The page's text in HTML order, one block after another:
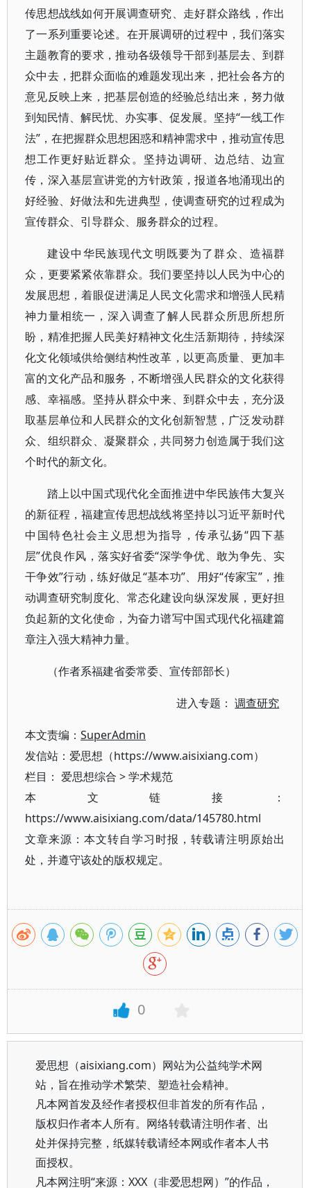
传思想战线如何开展调查研究、走好群众路线，作出
了一系列重要论述。在开展调研的过程中，我们落实
主题教育的要求，推动各级领导干部到基层去、到群
众中去，把群众面临的难题发现出来，把社会各方的
意见反映上来，把基层创造的经验总结出来，努力做
到知民情、解民忧、办实事、促发展。坚持“一线工作
法”，在把握群众思想困惑和精神需求中，推动宣传思
想工作更好贴近群众。坚持边调研、边总结、边宣
传，深入基层宣讲党的方针政策，报道各地涌现出的
好经验、好做法和先进典型，使调查研究的过程成为
宣传群众、引导群众、服务群众的过程。
建设中华民族现代文明既要为了群众、造福群
众，更要紧紧依靠群众。我们要坚持以人民为中心的
发展思想，着眼促进满足人民文化需求和增强人民精
神力量相统一，深入调查了解人民群众所思所想所
盼，精准把握人民美好精神文化生活新期待，持续深
化文化领域供给侧结构性改革，以更高质量、更加丰
富的文化产品和服务，不断增强人民群众的文化获得
感、幸福感。坚持从群众中来、到群众中去，充分汲
取基层单位和人民群众的文化创新智慧，广泛发动群
众、组织群众、凝聚群众，共同努力创造属于我们这
个时代的新文化。
踏上以中国式现代化全面推进中华民族伟大复兴
的新征程，福建宣传思想战线将坚持以习近平新时代
中国特色社会主义思想为指导，传承弘扬“四下基
层”优良作风，落实好省委“深学争优、敢为争先、实
干争效”行动，练好做足“基本功”、用好“传家宝”，推
动调查研究制度化、常态化建设向纵深发展，更好担
负起新的文化使命，为奋力谱写中国式现代化福建篇
章注入强大精神力量。
（作者系福建省委常委、宣传部部长）
进入专题：调查研究
本文责编： SuperAdmin
发信站：爱思想（https://www.aisixiang.com）
栏目： 爱思想综合 >学术规范
本文链接：
https://www.aisixiang.com/data/145780.html
文章来源：本文转自学习时报，转载请注明原始出
处，并遵守该处的版权规定。
0
爱思想（aisixiang.com）网站为公益纯学术网
站，旨在推动学术繁荣、塑造社会精神。
凡本网首发及经作者授权但非首发的所有作品，
版权归作者本人所有。网络转载请注明作者、出
处并保持完整，纸媒转载请经本网或作者本人书
面授权。
凡本网注明“来源：XXX（非爱思想网）”的作品，